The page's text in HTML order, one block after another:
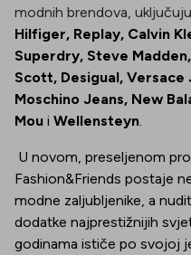
modnih brendova,
Hilfiger, Replay, Calvin
Superdry, Steve
Scott, Desigual, Versace
Moschino Jeans, New
Mou i Wellensteyn.
U novom, preseljenom
Fashion&Friends postaje
modne zaljubljenike, a
dodatke najprestižnijih
godinama ističe po svojoj